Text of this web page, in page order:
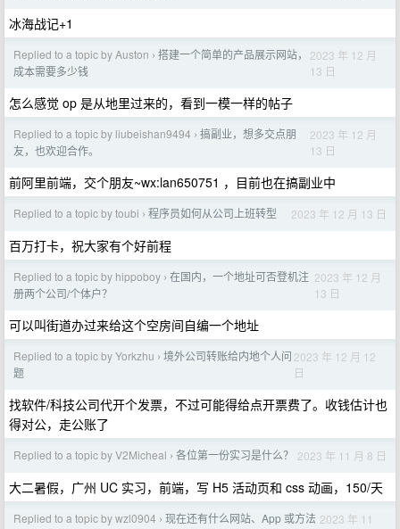
冰海战记+1
Replied to a topic by Auston › 搭建一个简单的产品展示网站，
成本需要多少钱
2023 年 12 月
13 日
怎么感觉 op 是从地里过来的，看到一模一样的帖子
Replied to a topic by liubeishan9494 › 搞副业，想多交点朋
友，也欢迎合作。
2023 年 12 月
13 日
前阿里前端，交个朋友~wx:lan650751 ，目前也在搞副业中
Replied to a topic by toubi › 程序员如何从公司上班转型 2023 年 12 月 13 日
百万打卡，祝大家有个好前程
Replied to a topic by hippoboy › 在国内，一个地址可否登机注
册两个公司/个体户？
2023 年 12 月
13 日
可以叫街道办过来给这个空房间自编一个地址
Replied to a topic by Yorkzhu › 境外公司转账给内地个人问
题
2023 年 12 月 12
日
找软件/科技公司代开个发票，不过可能得给点开票费了。收钱估计也
得对公，走公账了
Replied to a topic by V2Micheal › 各位第一份实习是什么？ 2023 年 11 月 8 日
大二暑假，广州 UC 实习，前端，写 H5 活动页和 css 动画，150/天
Replied to a topic by wzl0904 › 现在还有什么网站、App 或方法 2023 年 11